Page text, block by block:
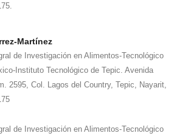
Martínez
de Investigación en Alimentos-Tecnológico
Instituto Tecnológico de Tepic. Avenida
2595, Col. Lagos del Country, Tepic, Nayarit,
de Investigación en Alimentos-Tecnológico